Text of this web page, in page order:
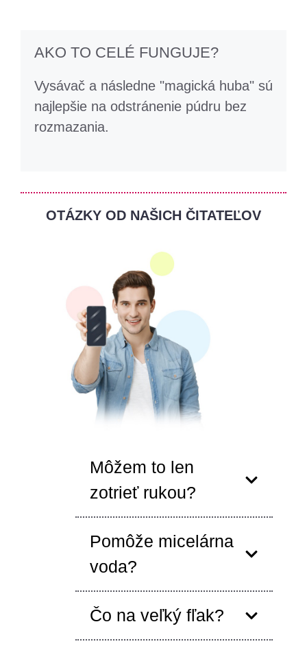
AKO TO CELÉ FUNGUJE?
Vysávač a následne "magická huba" sú
najlepšie na odstránenie púdru bez
rozmazania.
OTÁZKY OD NAŠICH ČITATEĽOV
Môžem to len
zotrieť rukou?
Pomôže micelárna
voda?
Čo na veľký fľak?